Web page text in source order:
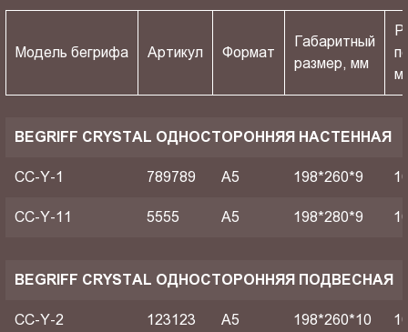
Модель бегрифа Артикул Формат
Габаритный
размер, мм
BEGRIFF CRYSTAL ОДНОСТОРОННЯЯ НАСТЕННАЯ
CC-Y-1 789789 A5 198*260*9
CC-Y-11 5555 A5 198*280*9
BEGRIFF CRYSTAL ОДНОСТОРОННЯЯ ПОДВЕСНАЯ
CC-Y-2 123123 A5 198*260*10